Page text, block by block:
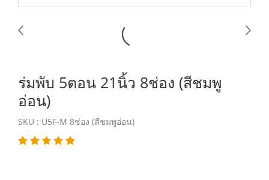
ร่มพับ 5ตอน 21นิ้ว 8ช่อง (สีชมพู
อ่อน)
SKU : U5F-M 8ช่อง (สีชมพูอ่อน)